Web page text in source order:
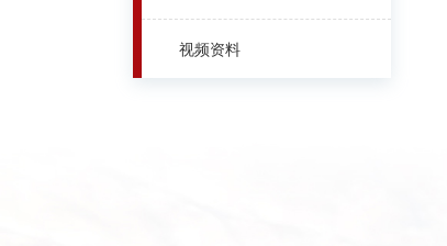
视频资料